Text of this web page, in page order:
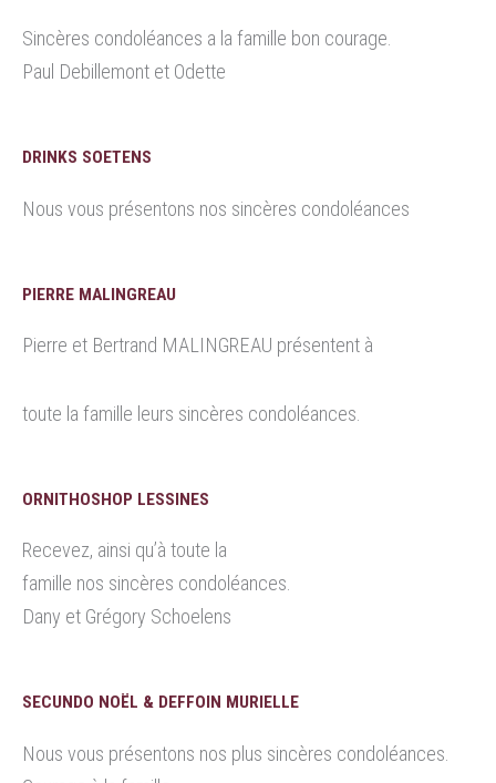
Sincères condoléances a la famille bon courage.
Paul Debillemont et Odette
DRINKS SOETENS
Nous vous présentons nos sincères condoléances
PIERRE MALINGREAU
Pierre et Bertrand MALINGREAU présentent à
toute la famille leurs sincères condoléances.
ORNITHOSHOP LESSINES
Recevez, ainsi qu’à toute la
famille nos sincères condoléances.
Dany et Grégory Schoelens
SECUNDO NOËL & DEFFOIN MURIELLE
Nous vous présentons nos plus sincères condoléances.